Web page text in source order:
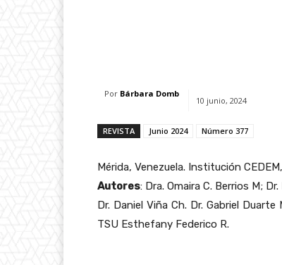
Por Bárbara Domb
10 junio, 2024
REVISTA Junio 2024 Número 377
Mérida, Venezuela. Institución
Autores: Dra. Omaira C. Berrios M;
Dr. Daniel Viña Ch. Dr. Gabriel
TSU Esthefany Federico R.